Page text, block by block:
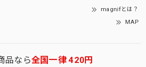
magnifとは？
MAP
品なら全国一律 420円